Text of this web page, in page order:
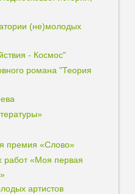
(не)молодых
- Космос"
романа "Теория
премия «Слово»
работ «Моя первая
артистов